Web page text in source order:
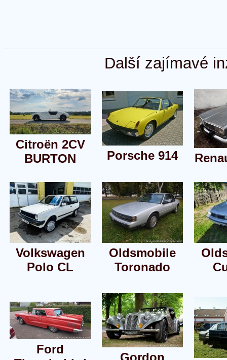
Další zajímavé
Citroën 2CV
BURTON
Porsche 914
Volkswagen
Polo CL
Oldsmobile
Toronado
Ford
Gordon